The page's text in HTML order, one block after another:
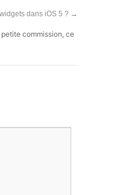
dans iOS 5 ? →
commission, ce